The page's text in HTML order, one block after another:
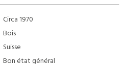
Circa 1970
Bois
Suisse
Bon état général